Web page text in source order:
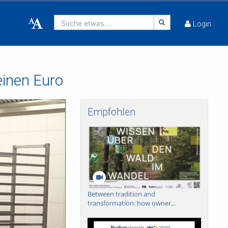
Suche etwas ... Login
Euro
Empfohlen
Between tradition and
transformation: how owner...